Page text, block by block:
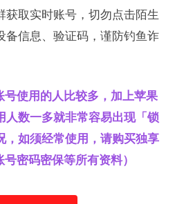
获取实时账号，切勿点击陌生
备信息、验证码，谨防钓鱼诈
使用的人比较多，加上苹果
人数一多就非常容易出现「锁
，如须经常使用，请购买独享
密码密保等所有资料）